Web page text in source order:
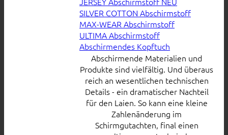
SILVER COTTON Abschirmstoff
MAX-WEAR Abschirmstoff
ULTIMA Abschirmstoff
Abschirmendes Kopftuch
Abschirmende Materialien und
Produkte sind vielfältig. Und überaus
reich an wesentlichen technischen
Details - ein dramatischer Nachteil
für den Laien. So kann eine kleine
Zahlenänderung im
Schirmgutachten, final einen